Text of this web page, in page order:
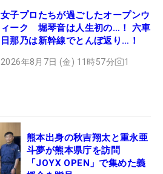
女子プロたちが過ごしたオープンウ
ィーク 堀琴音は人生初の…！ 六車
日那乃は新幹線でとんぼ返り…！
2026年8月7日 (金) 11時57分 1
熊本出身の秋吉翔太と重永亜
斗夢が熊本県庁を訪問
「JOYX OPEN」で集めた義